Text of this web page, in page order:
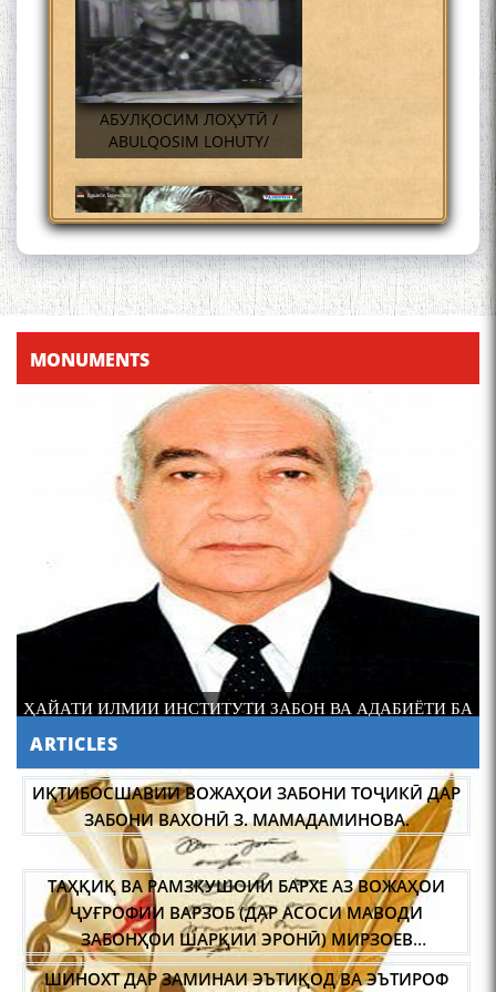
АБУЛҚОСИМ ЛОҲУТӢ /
ABULQOSIM LOHUTY/
Что знают в Ташкенте о
Мирзо Турсунзаде, чьим
метро?
Осорхонаи Мирзо
Турсунзода Каратог
110 солагии шоири халқии
Тоҷикистон Мирзо
Турсунзода / Mirzo
Tursunzoda
ЧЕХРАХОИ АСЛИИ МИРЗО
MONUMENTS
ҲАЙАТИ ИЛМИИ ИНСТИТУТИ ЗАБОН ВА АДАБИЁТИ БА
ИЛМИИ ШУЪБАИ ТАЪРИХИ АДАБИЁТ МИРЗО
МУЛЛОАҲМАД САХТ АНДУҲГИН БУДА, БА НАЗДИКОНУ
ПАЙВАНДОНИ МАРҲУМ САБРИ ҶАМИЛ ОРЗУМАНД
АСТ.
ARTICLES
ИҚТИБОСШАВИИ ВОЖАҲОИ ЗАБОНИ ТОҶИКӢ ДАР
ЗАБОНИ ВАХОНӢ З. МАМАДАМИНОВА.
ТАҲҚИҚ ВА РАМЗКУШОИИ БАРХЕ АЗ ВОЖАҲОИ
ҶУҒРОФИИ ВАРЗОБ (ДАР АСОСИ МАВОДИ
ЗАБОНҲОИ ШАРҚИИ ЭРОНӢ) МИРЗОЕВ
САЙФИДДИН ҶАБОРОВИЧ.
ШИНОХТ ДАР ЗАМИНАИ ЭЪТИҚОД ВА ЭЪТИРОФ